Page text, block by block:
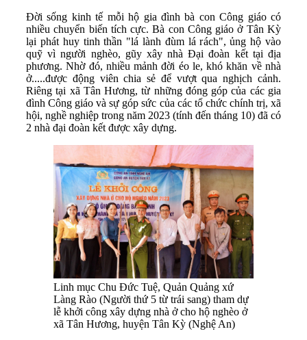
Đời sống kinh tế mỗi hộ gia đình bà con Công giáo có
nhiều chuyển biến tích cực. Bà con Công giáo ở Tân Kỳ
lại phát huy tinh thần "lá lành đùm lá rách", ủng hộ vào
quỹ vì người nghèo, gũy xây nhà Đại đoàn kết tại địa
phương. Nhờ đó, nhiều mảnh đời éo le, khó khăn về nhà
ở.....được động viên chia sẻ để vượt qua nghịch cảnh.
Riêng tại xã Tân Hương, từ những đóng góp của các gia
đình Công giáo và sự góp sức của các tổ chức chính trị, xã
hội, nghề nghiệp trong năm 2023 (tính đến tháng 10) đã có
2 nhà đại đoàn kết được xây dựng.
Linh mục Chu Đức Tuệ, Quản Quảng xứ
Làng Rào (Người thứ 5 từ trái sang) tham dự
lễ khởi công xây dựng nhà ở cho hộ nghèo ở
xã Tân Hương, huyện Tân Kỳ (Nghệ An)